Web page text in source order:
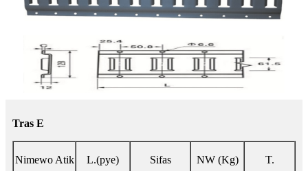
Tras E
Nimewo Atik L.(pye) Sifas NW (Kg) T.